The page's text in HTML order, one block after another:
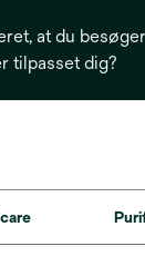
at du
tilpasset dig?